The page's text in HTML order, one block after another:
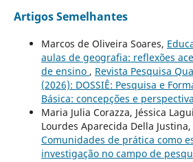
Artigos Semelhantes
Marcos de Oliveira Soares,
aulas de geografia: reflexões
de ensino , Revista Pesquisa
(2026): DOSSIÊ: Pesquisa e
Básica: concepções e
Maria Julia Corazza, Jéssica
Lourdes Aparecida Della
Comunidades de prática como
investigação no campo de